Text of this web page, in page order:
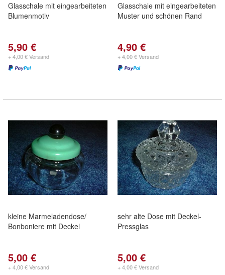
Glasschale mit eingearbeiteten
Blumenmotiv
5,90 €
+ 4,00 € Versand
Glasschale mit eingearbeiteten
Muster und schönen Rand
4,90 €
+ 4,00 € Versand
kleine Marmeladendose/
Bonboniere mit Deckel
5,00 €
+ 4,00 € Versand
sehr alte Dose mit Deckel-
Pressglas
5,00 €
+ 4,00 € Versand